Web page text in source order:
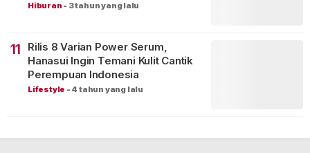
Hiburan - 3 tahun yang lalu
11
Rilis 8 Varian Power Serum,
Hanasui Ingin Temani Kulit Cantik
Perempuan Indonesia
Lifestyle - 4 tahun yang lalu